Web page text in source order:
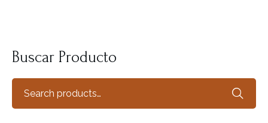
Buscar Producto